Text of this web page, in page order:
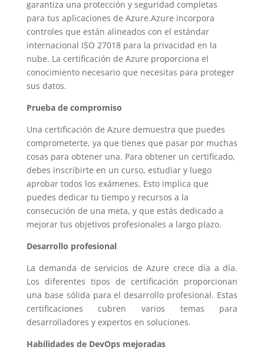
garantiza una protección y seguridad completas
para tus aplicaciones de Azure.Azure incorpora
controles que están alineados con el estándar
internacional ISO 27018 para la privacidad en la
nube. La certificación de Azure proporciona el
conocimiento necesario que necesitas para proteger
sus datos.
Prueba de compromiso
Una certificación de Azure demuestra que puedes
comprometerte, ya que tienes que pasar por muchas
cosas para obtener una. Para obtener un certificado,
debes inscribirte en un curso, estudiar y luego
aprobar todos los exámenes. Esto implica que
puedes dedicar tu tiempo y recursos a la
consecución de una meta, y que estás dedicado a
mejorar tus objetivos profesionales a largo plazo.
Desarrollo profesional
La demanda de servicios de Azure crece día a día.
Los diferentes tipos de certificación proporcionan
una base sólida para el desarrollo profesional. Estas
certificaciones cubren varios temas para
desarrolladores y expertos en soluciones.
Habilidades de DevOps mejoradas